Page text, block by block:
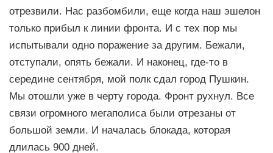
отрезвили. Нас разбомбили, еще когда наш эшелон
только прибыл к линии фронта. И с тех пор мы
испытывали одно поражение за другим. Бежали,
отступали, опять бежали. И наконец, где-то в
середине сентября, мой полк сдал город Пушкин.
Мы отошли уже в черту города. Фронт рухнул. Все
связи огромного мегаполиса были отрезаны от
большой земли. И началась блокада, которая
длилась 900 дней.